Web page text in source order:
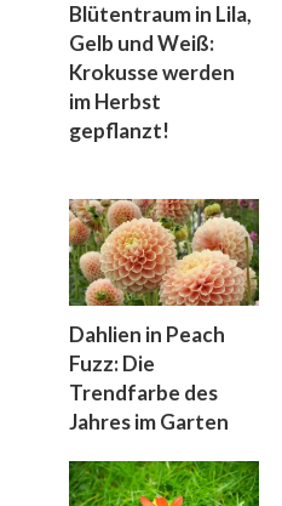
Blütentraum in Lila,
Gelb und Weiß:
Krokusse werden
im Herbst
gepflanzt!
Dahlien in Peach
Fuzz: Die
Trendfarbe des
Jahres im Garten